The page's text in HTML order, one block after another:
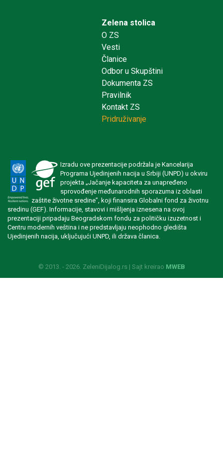
Zelena stolica
O ZS
Vesti
Članice
Odbor u Skupštini
Dokumenta ZS
Pravilnik
Kontakt ZS
Pridruživanje
Izradu ove prezentacije podržala je Kancelarija
Programa Ujedinjenih nacija u Srbiji (UNPD) u okviru
projekta „Jačanje kapaciteta za unapređeno
sprovođenje međunarodnih sporazuma iz oblasti
zaštite životne sredine”, koji finansira Globalni fond za životnu
sredinu (GEF). Informacije, stavovi i mišljenja iznesena na ovoj
prezentaciji pripadaju Beogradskom fondu za političku izuzetnost i
Centru modernih veština i ne predstavljaju neophodno gledišta
Ujedinjenih nacija, uključujući UNPD, ili država članica.
© 2013. - 2026. ZeleniDijalog.rs | Sajt kreirao MWEB